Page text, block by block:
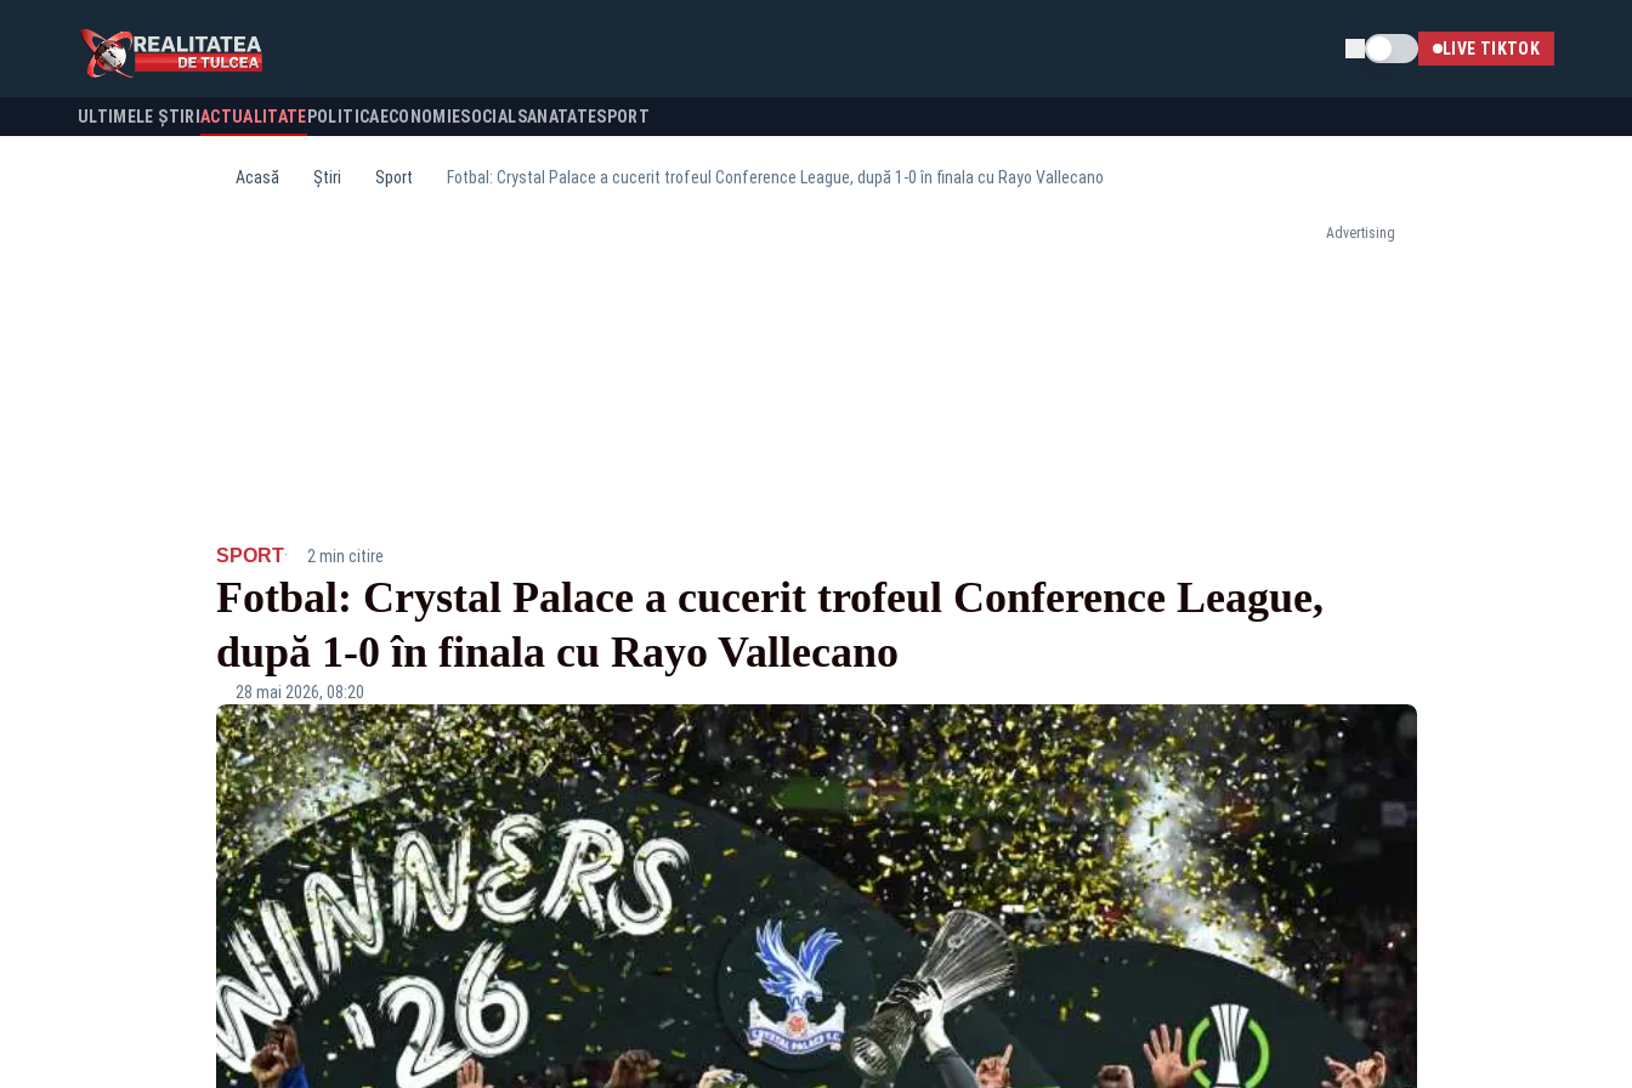
Schimba temaLIVE TIKTOK
ULTIMELE ȘTIRI ACTUALITATE POLITICA ECONOMIESOCIALSANATATESPORT
Acasă Știri Sport Fotbal: Crystal Palace a cucerit trofeul Conference League, după 1-0 în finala cu Rayo Vallecano
Advertising
SPORT· 2 min citire
Fotbal: Crystal Palace a cucerit trofeul Conference League,
după 1-0 în finala cu Rayo Vallecano
28 mai 2026, 08:20